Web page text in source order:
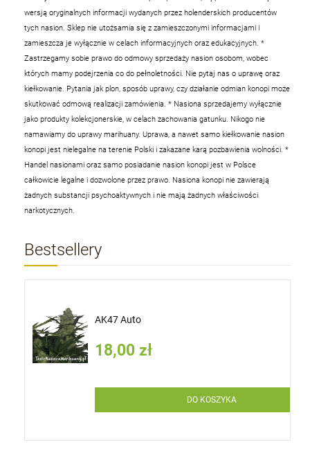
wersją oryginalnych informacji wydanych przez holenderskich producentów
tych nasion. Sklep nie utożsamia się z zamieszczonymi informacjami i
zamieszcza je wyłącznie w celach informacyjnych oraz edukacyjnych. *
Zastrzegamy sobie prawo do odmowy sprzedaży nasion osobom, wobec
których mamy podejrzenia co do pełnoletności. Nie pytaj nas o uprawę oraz
kiełkowanie. Pytania jak plon, sposób uprawy, czy działanie odmian konopi może
skutkować odmową realizacji zamówienia. * Nasiona sprzedajemy wyłącznie
jako produkty kolekcjonerskie, w celach zachowania gatunku. Nikogo nie
namawiamy do uprawy marihuany. Uprawa, a nawet samo kiełkowanie nasion
konopi jest nielegalne na terenie Polski i zakazane karą pozbawienia wolności. *
Handel nasionami oraz samo posiadanie nasion konopi jest w Polsce
całkowicie legalne i dozwolone przez prawo. Nasiona konopi nie zawierają
żadnych substancji psychoaktywnych i nie mają żadnych właściwości
narkotycznych.
Bestsellery
AK47 Auto
18,00 zł
DO KOSZYKA